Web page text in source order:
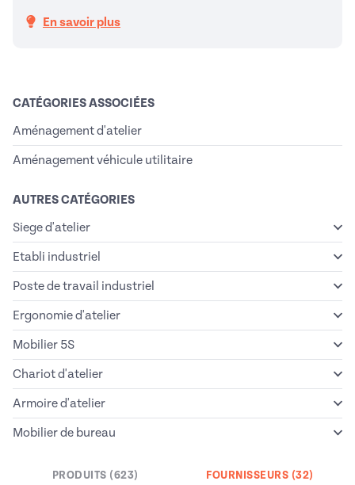
En savoir plus
CATÉGORIES ASSOCIÉES
Aménagement d'atelier
Aménagement véhicule utilitaire
AUTRES CATÉGORIES
Siege d'atelier
Etabli industriel
Poste de travail industriel
Ergonomie d'atelier
Mobilier 5S
Chariot d'atelier
Armoire d'atelier
Mobilier de bureau
PRODUITS (623) FOURNISSEURS (32)